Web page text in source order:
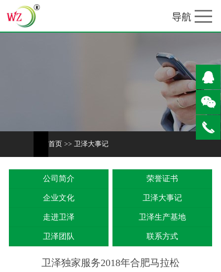
首页 >> 卫泽大事记
公司简介 荣誉证书
企业文化 卫泽大事记
走进卫泽 卫泽生产基地
卫泽团队 联系方式
卫泽独家服务2018年合肥马拉松